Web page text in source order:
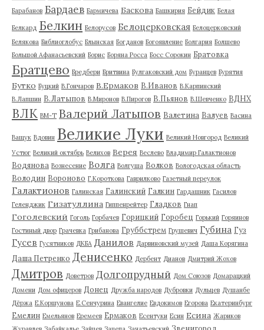
Барабанов Бардаев Бармичева Баскова Башкирия Бейдик Белая
Белкард Белкин Белорусов Белоцерковская Белоцерковский
Белякова Библиоглобус Блынская Богданов Богоявление Болгария Болшево
Большой Афанасьевский Борис Боряна Росса Босс Сорокин Братовка
Братцево Бредбери Бритвина Булгаковский дом Буранцев Бурятия
Бутко Буцкий В.Гончаров В.Ермаков В.Иванов В.Карпинский
В.Лапшин В.Латыпов В.Миронов В.Пирогов В.Пьянов В.Шевченко ВДНХ
ВЛК ВМ-Т Валерий Латыпов Валетина Валуев Васина
Ващук Вдовин Великие Луки Великий Новгород Великий
Устюг Великий октябрь Велихов Верея Веслево Владимир Галактионов
Водянова Вознесение Волга Волгуша Волков Вологодская область
Володин Вороново Г.Короткова Гаврилково Газетный переулок
Галактионов Галинская Галинский Галкин Гардашник Гасилов
Геленджик Гизатуллина Гиппенрейтер Гладков Гнап
Гоголевский Гоголь Горбачев Горицкий Горобец Горький Горяинов
Гостиный двор Грачевка Грибанова Груббстрем Грушевич Губина Гуз
Гусев Гусятников ДКБА Данилов Дарвиновский музей Даша Корягина
Даша Петренко Денисенко Дербент Дианов Дмитрий Жохов
Дмитров Доветров Долгопрудный Дом Союзов Домарацкий
Домени Дом офицеров Донец Дружба народов Дубровки Дульцев Душанбе
Дёржа Е.Коршунова Е.Сенчурина Евангелие Евдокимов Егорова Екатеринбург
Емелин Емельянов Еремеев Ермаков Есентуки Есин Есина Жариков
Звенигород